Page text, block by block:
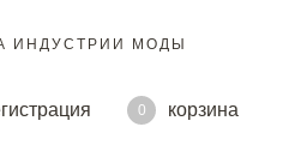
ИНДУСТРИИ МОДЫ
0
корзина